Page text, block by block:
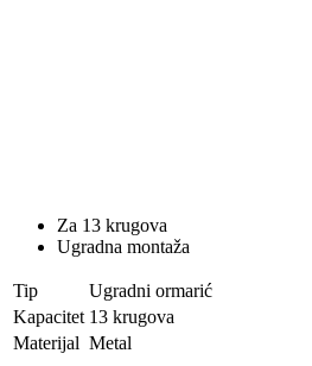
Za 13 krugova
Ugradna montaža
Tip
Ugradni ormarić
Kapacitet 13 krugova
Materijal Metal